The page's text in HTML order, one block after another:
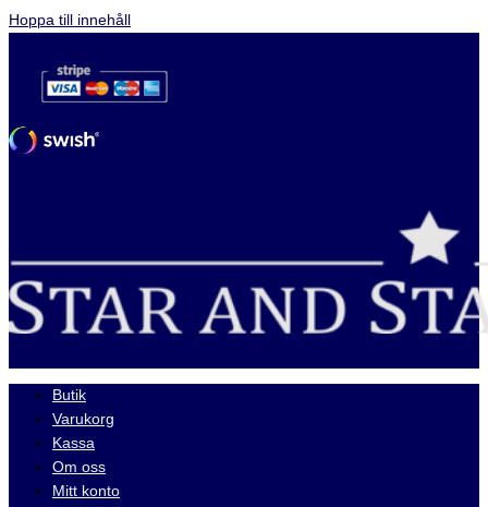
Hoppa till innehåll
Butik
Varukorg
Kassa
Om oss
Mitt konto